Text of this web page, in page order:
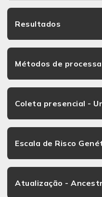
Resultados
Métodos de
Coleta presencial -
Escala de Risco
Atualização -